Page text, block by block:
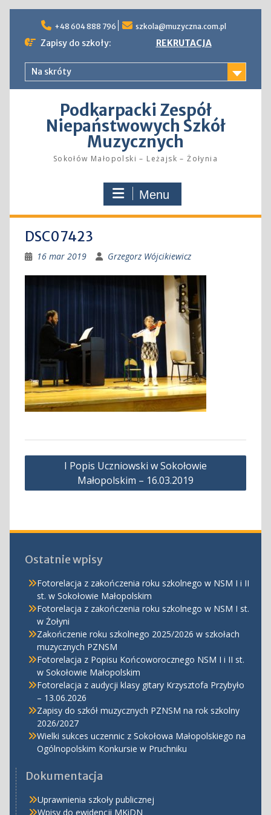
content
+48 604 888 796 szkola@muzyczna.com.pl
Zapisy do szkoły: REKRUTACJA
Na skróty
Podkarpacki Zespół
Niepaństwowych Szkół
Muzycznych
Sokołów Małopolski – Leżajsk – Żołynia
Menu
DSC07423
16 mar 2019 Grzegorz Wójcikiewicz
Nawigacja
I Popis Uczniowski w Sokołowie
Małopolskim – 16.03.2019
Ostatnie wpisy
Fotorelacja z zakończenia roku szkolnego w NSM I i II
st. w Sokołowie Małopolskim
Fotorelacja z zakończenia roku szkolnego w NSM I st.
w Żołyni
Zakończenie roku szkolnego 2025/2026 w szkołach
muzycznych PZNSM
Fotorelacja z Popisu Końcoworocznego NSM I i II st.
w Sokołowie Małopolskim
Fotorelacja z audycji klasy gitary Krzysztofa Przybyło
– 13.06.2026
Zapisy do szkół muzycznych PZNSM na rok szkolny
2026/2027
Wielki sukces uczennic z Sokołowa Małopolskiego na
Ogólnopolskim Konkursie w Pruchniku
Dokumentacja
Uprawnienia szkoły publicznej
Wpisy do ewidencji MKiDN